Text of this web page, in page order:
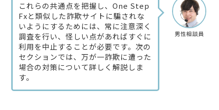
男性相談員
これらの共通点を把握し、One Step
Fxと類似した詐欺サイトに騙されな
いようにするためには、常に注意深く
調査を行い、怪しい点があればすぐに
利用を中止することが必要です。次の
セクションでは、万が一詐欺に遭った
場合の対策について詳しく解説しま
す。